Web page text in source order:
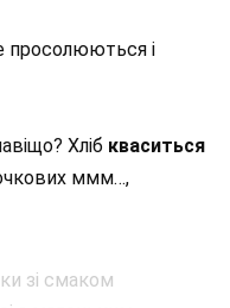
просолюються і
Хліб кваситься
ммм…,